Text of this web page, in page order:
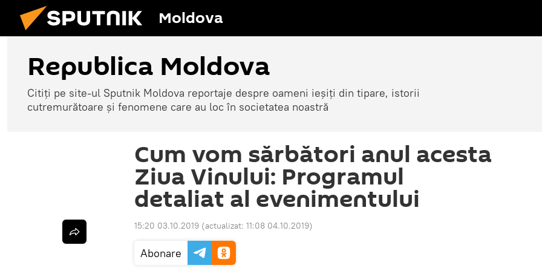
Moldova
Republica Moldova
Citiți pe site-ul Sputnik Moldova reportaje despre oameni ieșiți din tipare, istorii
cutremurătoare și fenomene care au loc în societatea noastră
Cum vom sărbători anul acesta
Ziua Vinului: Programul
detaliat al evenimentului
15:20 03.10.2019 (actualizat: 11:08 04.10.2019)
Abonare